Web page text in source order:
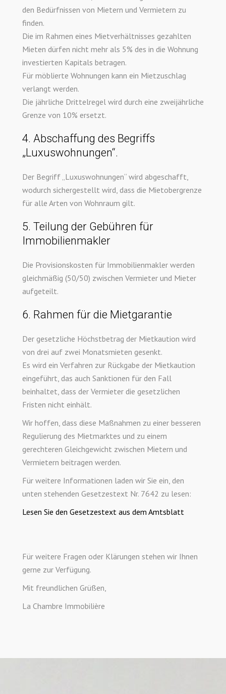
den Bedürfnissen von Mietern und Vermietern zu
finden.
Die im Rahmen eines Mietverhältnisses gezahlten
Mieten dürfen nicht mehr als 5% des in die Wohnung
investierten Kapitals betragen.
Für möblierte Wohnungen kann ein Mietzuschlag
verlangt werden.
Die jährliche Drittelregel wird durch eine zweijährliche
Grenze von 10% ersetzt.
4. Abschaffung des Begriffs
„Luxuswohnungen“.
Der Begriff „Luxuswohnungen“ wird abgeschafft,
wodurch sichergestellt wird, dass die Mietobergrenze
für alle Arten von Wohnraum gilt.
5. Teilung der Gebühren für
Immobilienmakler
Die Provisionskosten für Immobilienmakler werden
gleichmäßig (50/50) zwischen Vermieter und Mieter
aufgeteilt.
6. Rahmen für die Mietgarantie
Der gesetzliche Höchstbetrag der Mietkaution wird
von drei auf zwei Monatsmieten gesenkt.
Es wird ein Verfahren zur Rückgabe der Mietkaution
eingeführt, das auch Sanktionen für den Fall
beinhaltet, dass der Vermieter die gesetzlichen
Fristen nicht einhält.
Wir hoffen, dass diese Maßnahmen zu einer besseren
Regulierung des Mietmarktes und zu einem
gerechteren Gleichgewicht zwischen Mietern und
Vermietern beitragen werden.
Für weitere Informationen laden wir Sie ein, den
unten stehenden Gesetzestext Nr. 7642 zu lesen:
Lesen Sie den Gesetzestext aus dem Amtsblatt
Für weitere Fragen oder Klärungen stehen wir Ihnen
gerne zur Verfügung.
Mit freundlichen Grüßen,
La Chambre Immobilière